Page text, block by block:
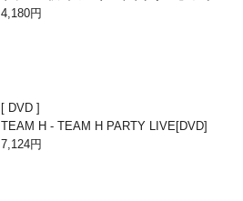
エッセイ
4,180円
DVD
TEAM H - TEAM H PARTY LIVE[DVD]
7,124円